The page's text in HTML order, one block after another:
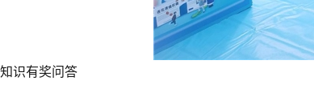
有奖问答